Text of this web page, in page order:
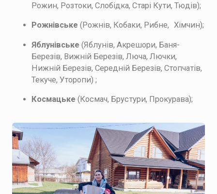
Рожин, Розтоки, Слобідка, Старі Кути, Тюдів);
Рожнівське (Рожнів, Кобаки, Рибне, Хімчин);
Яблунівське (Яблунів, Акрешори, Баня-
Березів, Вижній Березів, Люча, Лючки,
Нижній Березів, Середній Березів, Стопчатів,
Текуче, Уторопи) ;
Космацьке (Космач, Брустури, Прокурава);